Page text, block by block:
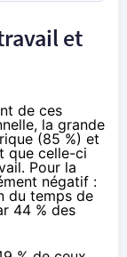
et
de ces
la grande
(85 %) et
que celle-ci
Pour la
négatif :
du temps de
44 % des